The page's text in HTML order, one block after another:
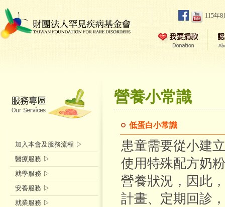
115年
營養小常識
低蛋白小常識
患童需要從小建
使用特殊配方奶
營養狀況，因此
計畫、定期回診
加入本會及服務流程 ▷
醫療服務 ▷
就學服務 ▷
安養服務 ▷
就業服務 ▷